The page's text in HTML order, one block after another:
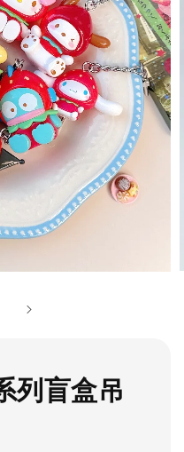
列盲盒吊